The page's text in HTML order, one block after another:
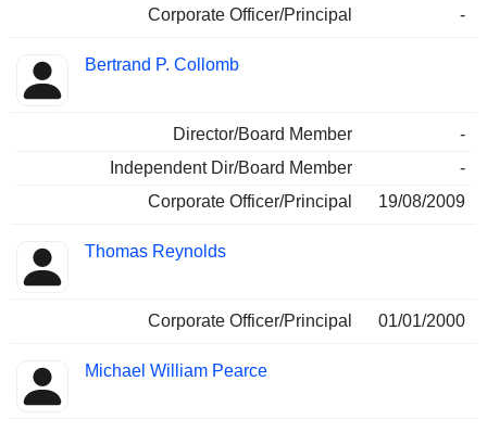
Corporate Officer/Principal -
Bertrand P. Collomb
Director/Board Member
-
Independent Dir/Board Member
-
Corporate Officer/Principal
19/08/2009
Thomas Reynolds
Corporate Officer/Principal 01/01/2000
Michael William Pearce